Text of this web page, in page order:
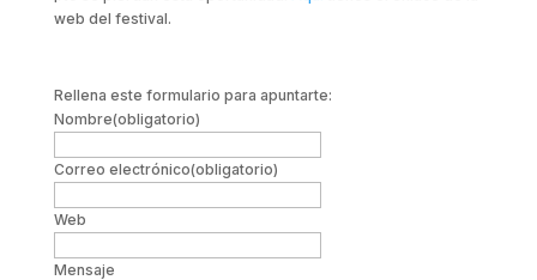
web del festival.
Rellena este formulario para apuntarte:
Nombre(obligatorio)
Correo electrónico(obligatorio)
Web
Mensaje